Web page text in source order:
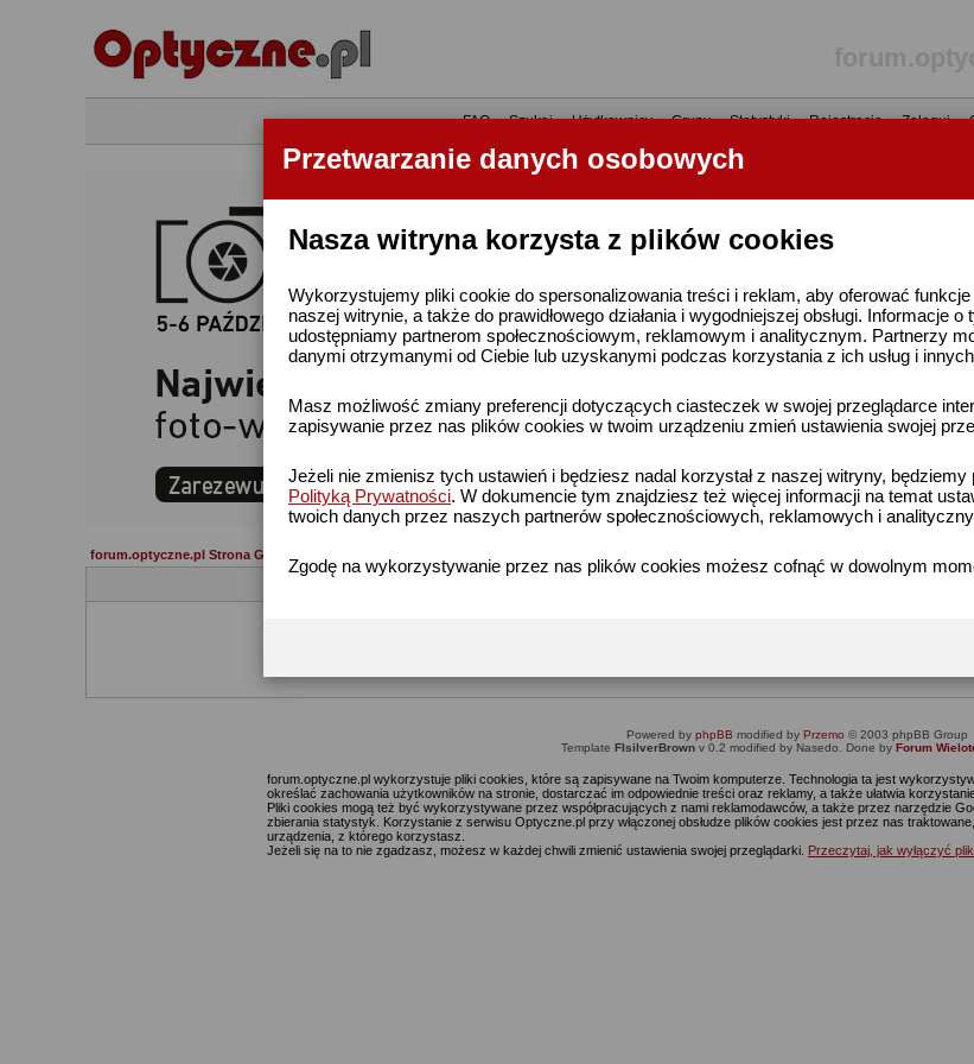
Przetwarzanie danych osobowych
Nasza witryna korzysta z plików cookies
Wykorzystujemy pliki cookie do spersonalizowania treści i reklam, aby oferować
naszej witrynie, a także do prawidłowego działania i wygodniejszej obsługi. Informacje
udostępniamy partnerom społecznościowym, reklamowym i analitycznym. Partnerzy
danymi otrzymanymi od Ciebie lub uzyskanymi podczas korzystania z ich usług i
Masz możliwość zmiany preferencji dotyczących ciasteczek w swojej przeglądarce
zapisywanie przez nas plików cookies w twoim urządzeniu zmień ustawienia swojej
Jeżeli nie zmienisz tych ustawień i będziesz nadal korzystał z naszej witryny,
Polityką Prywatności. W dokumencie tym znajdziesz też więcej informacji na temat
twoich danych przez naszych partnerów społecznościowych, reklamowych i
Zgodę na wykorzystywanie przez nas plików cookies możesz cofnąć w dowolnym
•FAQ•Szukaj•Użytkownicy•Grupy•Statystyki•Rejestracja•Zaloguj•
forum.optyczne.pl Strona Główna
żeby przejść do
Powered by phpBB modified by Przemo © 2003 phpBB Group
Template FIsilverBrownv 0.2 modified by Nasedo. Done by Forum
forum.optyczne.pl wykorzystuje pliki cookies, które są zapisywane na Twoim komputerze. Technologia ta jest
określać zachowania użytkowników na stronie, dostarczać im odpowiednie treści oraz reklamy, a także ułatwia
Pliki cookies mogą też być wykorzystywane przez współpracujących z nami reklamodawców, a także przez narzędzie
zbierania statystyk. Korzystanie z serwisu Optyczne.pl przy włączonej obsłudze plików cookies jest przez nas
urządzenia, z którego korzystasz.
Jeżeli się na to nie zgadzasz, możesz w każdej chwili zmienić ustawienia swojej przeglądarki. Przeczytaj, jak wyłączyć